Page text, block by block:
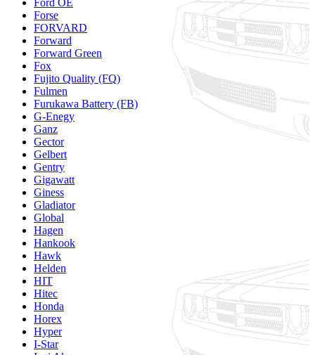
Ford OE
Forse
FORVARD
Forward
Forward Green
Fox
Fujito Quality (FQ)
Fulmen
Furukawa Battery (FB)
G-Enegy
Ganz
Gector
Gelbert
Gentry
Gigawatt
Giness
Gladiator
Global
Hagen
Hankook
Hawk
Helden
HIT
Hitec
Honda
Horex
Hyper
I-Star